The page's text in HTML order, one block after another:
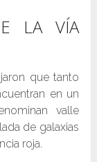
LA VÍA
que tanto
en un
valle
de galaxias
roja.